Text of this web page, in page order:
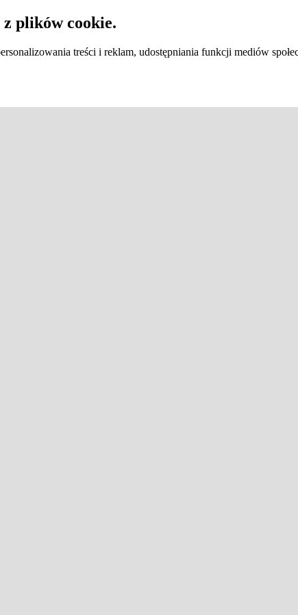
plików cookie.
treści i reklam, udostępniania funkcji mediów